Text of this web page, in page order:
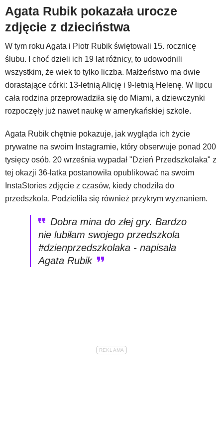
Agata Rubik pokazała urocze
zdjęcie z dzieciństwa
W tym roku Agata i Piotr Rubik świętowali 15. rocznicę
ślubu. I choć dzieli ich 19 lat różnicy, to udowodnili
wszystkim, że wiek to tylko liczba. Małżeństwo ma dwie
dorastające córki: 13-letnią Alicję i 9-letnią Helenę. W lipcu
cała rodzina przeprowadziła się do Miami, a dziewczynki
rozpoczęły już nawet naukę w amerykańskiej szkole.
Agata Rubik chętnie pokazuje, jak wygląda ich życie
prywatne na swoim Instagramie, który obserwuje ponad 200
tysięcy osób. 20 września wypadał "Dzień Przedszkolaka" z
tej okazji 36-latka postanowiła opublikować na swoim
InstaStories zdjęcie z czasów, kiedy chodziła do
przedszkola. Podzieliła się również przykrym wyznaniem.
Dobra mina do złej gry. Bardzo
nie lubiłam swojego przedszkola
#dzienprzedszkolaka - napisała
Agata Rubik